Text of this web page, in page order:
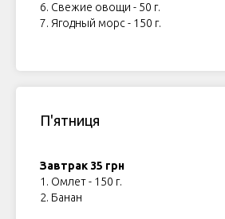
6. Свежие овощи - 50 г.
7. Ягодный морс - 150 г.
П'ятниця
Завтрак 35 грн
1. Омлет - 150 г.
2. Банан